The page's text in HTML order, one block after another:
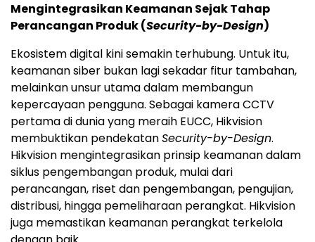
Mengintegrasikan Keamanan Sejak Tahap
Perancangan Produk (Security-by-Design)
Ekosistem digital kini semakin terhubung. Untuk itu,
keamanan siber bukan lagi sekadar fitur tambahan,
melainkan unsur utama dalam membangun
kepercayaan pengguna. Sebagai kamera CCTV
pertama di dunia yang meraih EUCC, Hikvision
membuktikan pendekatanSecurity-by-Design.
Hikvision mengintegrasikan prinsip keamanan dalam
siklus pengembangan produk, mulai dari
perancangan, riset dan pengembangan, pengujian,
distribusi, hingga pemeliharaan perangkat. Hikvision
juga memastikan keamanan perangkat terkelola